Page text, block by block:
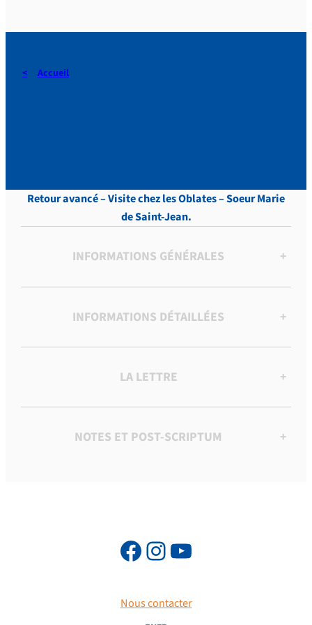
Accueil
Retour avancé – Visite chez les Oblates – Soeur Marie
de Saint-Jean.
INFORMATIONS GÉNÉRALES +
INFORMATIONS DÉTAILLÉES +
LA LETTRE +
NOTES ET POST-SCRIPTUM +
Nous contacter